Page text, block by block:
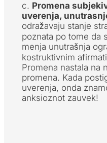
c. Promena
uverenja,
odražavaju stanje
poznata po tome da
menja unutrašnja
kostruktivnim
Promena nastala na
promena. Kada
uverenja, onda
anksioznot zauvek!